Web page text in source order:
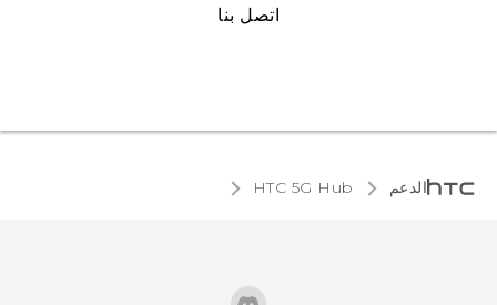
اتصل بنا
الدعم HTC 5G Hub‎